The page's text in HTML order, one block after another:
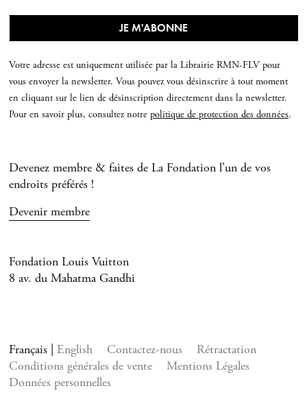
Votre adresse est uniquement utilisée par la Librairie RMN-FLV pour
vous envoyer la newsletter. Vous pouvez vous désinscrire à tout moment
en cliquant sur le lien de désinscription directement dans la newsletter.
Pour en savoir plus, consultez notre politique de protection des données.
Devenez membre & faites de La Fondation l'un de vos
endroits préférés !
Devenir membre
Fondation Louis Vuitton
8 av. du Mahatma Gandhi
Français English Contactez-nous
Rétractation
Conditions générales de vente
Mentions Légales
Données personnelles